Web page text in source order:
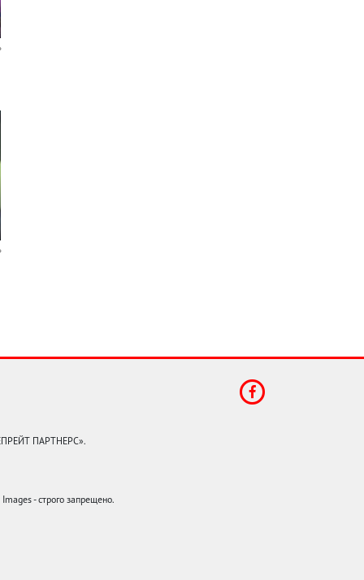
ПАРТНЕРС».
- строго запрещено.